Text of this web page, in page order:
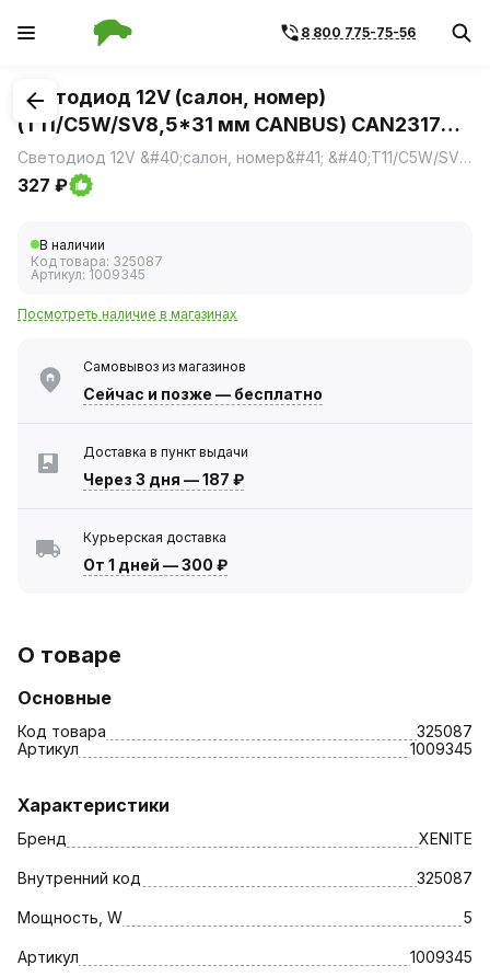
8 800 775-75-56
1/2
Светодиод 12V (салон, номер)
(T11/C5W/SV8,5*31 мм CANBUS) CAN2317
(Xenite) белый +50% 2шт, блистер
Светодиод 12V &#40;салон, номер&#41; &#40;T11/C5W/SV8,5*31 мм CANBUS&#41; CAN2317 &#40;Xenite&#41; белый &#43;50&#37; 2шт, блистер
327 ₽
В наличии
Код товара: 325087
Артикул: 1009345
Посмотреть наличие в магазинах
Самовывоз из магазинов
Сейчас и позже — бесплатно
Доставка в пункт выдачи
Через 3 дня —187 ₽
Курьерская доставка
От 1 дней —300 ₽
О товаре
Основные
Код товара
325087
Артикул
1009345
Характеристики
Бренд XENITE
Внутренний код 325087
Мощность, W 5
Артикул 1009345